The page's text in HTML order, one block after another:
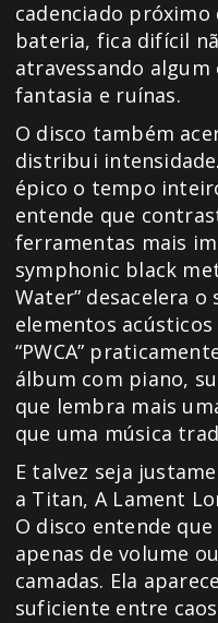
cadenciado
bateria, fica difícil
atravessando
fantasia e ruínas.
O disco também
distribui
épico o tempo
entende que
ferramentas mais
symphonic black
Water” desacelera
elementos
“PWCA”
álbum com piano,
que lembra mais
que uma música
E talvez seja
a Titan, A Lament
O disco entende
apenas de volume
camadas. Ela
suficiente entre